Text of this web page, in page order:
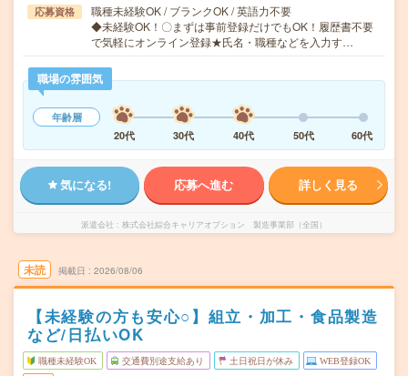
応募資格
職種未経験OK / ブランクOK / 英語力不要
◆未経験OK！〇まずは事前登録だけでもOK！履歴書不要
で気軽にオンライン登録★氏名・職種などを入力す…
職場の雰囲気
年齢層
20代
30代 40代 50代 60代
気になる! 応募へ進む 詳しく見る
派遣会社 株式会社綜合キャリアオプション 製造事業部（全国）
未読 掲載日 2026/08/06
【未経験の方も安心○】組立・加工・食品製造
など/日払いOK
職種未経験OK 交通費別途支給あり 土日祝日が休み WEB登録OK